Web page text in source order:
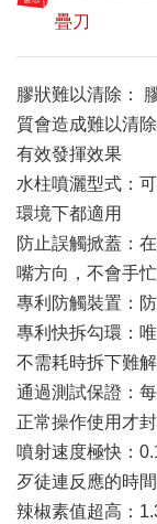
疊刀
膠狀難以清除：
質會造成難以清
有效發揮效果
水柱噴灑型式：
環境下都適用
防止誤觸掀蓋：
嘴方向，不會手
專利防觸裝置：
專利快拆勾環：
不需耗時拆下難
通過測試保證：
正常操作使用才
噴射速度極快：
歹徒連反應的時
辣椒素值超高：